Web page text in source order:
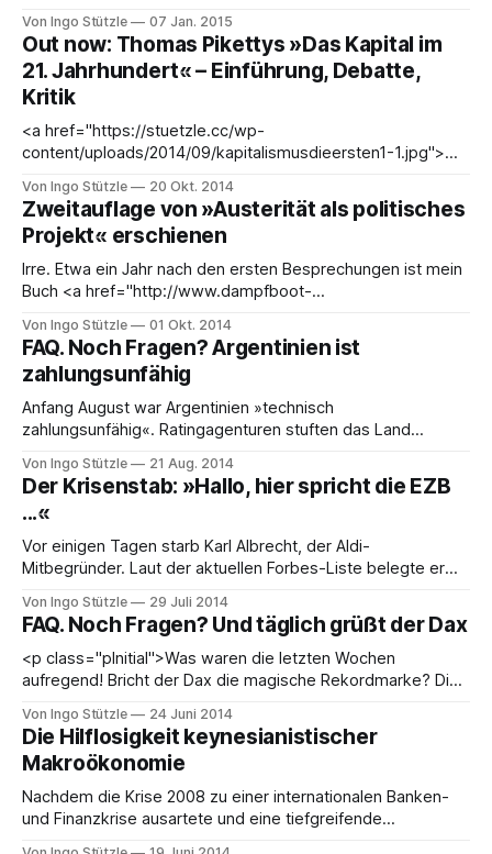
von einem neuen Mangel zu lesen: Um eine bestehende
»Investitionslücke« zu stopfen, seien bis 2017 jährlich
mehrere Milliarden Euro notwendig - so ein Gutachten der
Ökonomen Henrik Enderlein und Jean Pisani-
Von Ingo Stützle 07 Jan. 2015
Out now: Thomas Pikettys »Das Kapital im
21. Jahrhundert« – Einführung, Debatte,
Kritik
<a href="https://stuetzle.cc/wp-
content/uploads/2014/09/kapitalismusdieersten1-1.jpg">
src="https://stuetzle.cc/wp-
content/uploads/2014/09/kapitalismusdieersten1-1.jpg"
alt="Piketty-Buch"
Von Ingo Stützle 20 Okt. 2014
Zweitauflage von »Austerität als politisches
Projekt« erschienen
Irre. Etwa ein Jahr nach den ersten Besprechungen ist mein
Buch <a href="http://www.dampfboot-
target="_blank" rel="noopener noreferrer">»Austerität als
politisches Projekt«</a> in die zweite Auflage gegangen:
Von Ingo Stützle 01 Okt. 2014
FAQ. Noch Fragen? Argentinien ist
zahlungsunfähig
Anfang August war Argentinien »technisch
zahlungsunfähig«. Ratingagenturen stuften das Land
in den letzten Wochen ist jedoch kaum zu verstehen, wenn
man nicht weiß, was sich vor über zehn Jahren abspielte.
Ende 2001 war in Argentinien fast alles, was Beine hat, auf
den Straßen
Von Ingo Stützle 21 Aug. 2014
Der Krisenstab: »Hallo, hier spricht die EZB
...«
Vor einigen Tagen starb Karl Albrecht, der Aldi-
Mitbegründer. Laut der aktuellen Forbes-Liste belegte er
Vermögen wird auf über 17 Milliarden Euro geschätzt. Wie
viel genau er auf der hohen Kante hatte, weiß niemand. Das
ist nicht nur bei ihm so.
Von Ingo Stützle 29 Juli 2014
FAQ. Noch Fragen? Und täglich grüßt der Dax
<p class="pInitial">Was waren die letzten Wochen
aufregend! Bricht der Dax die magische Rekordmarke? Die
Präsenz des Aktienindex ist Ausdruck einer gefestigten
neoliberalen Hegemonie: Noch Mitte der 1990er Jahre wäre
es undenkbar gewesen, dass vor Beginn der
Von Ingo Stützle 24 Juni 2014
Die Hilflosigkeit keynesianistischer
Makroökonomie
Nachdem die Krise 2008 zu einer internationalen Banken-
und Finanzkrise ausartete und eine tiefgreifende